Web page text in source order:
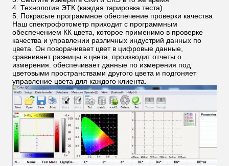
4. Технология ЭТК (каждая тарировка теста)
5. Покрасьте программное обеспечение проверки качества
Наш спектрофотометр приходит с программным
обеспечением КК цвета, которое применимо в проверке
качества и управлении различных индустрий данных по
цвета. Он поворачивает цвет в цифровые данные,
сравнивает разницы в цвета, производит отчеты о
измерения. обеспечивает данные по измерения под
цветовыми пространствами другого цвета и подгоняет
управление цвета для каждого клиента.